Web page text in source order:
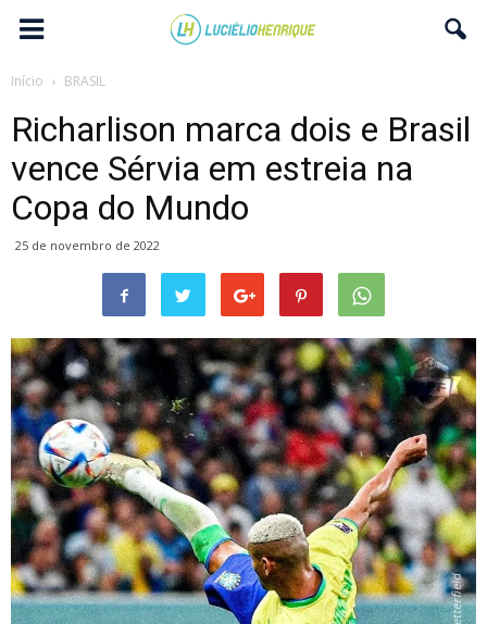
Início BRASIL
Richarlison marca dois e Brasil
vence Sérvia em estreia na
Copa do Mundo
25 de novembro de 2022